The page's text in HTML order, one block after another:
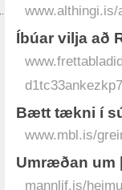
www.althingi.is/
Íbúar vilja að
Bætt tækni í
www.mbl.is/
Umræðan um
mannlif.is/